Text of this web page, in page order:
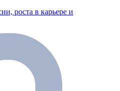
роста в карьере и